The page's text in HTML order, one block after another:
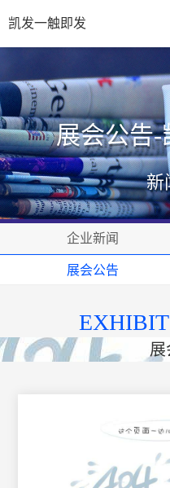
凯发一触即发
展会公告-
新
企业新闻
展会公告
展